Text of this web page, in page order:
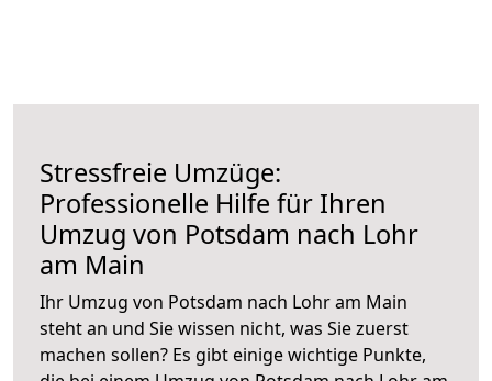
Stressfreie Umzüge:
Professionelle Hilfe für Ihren
Umzug von Potsdam nach Lohr
am Main
Ihr Umzug von Potsdam nach Lohr am Main
steht an und Sie wissen nicht, was Sie zuerst
machen sollen? Es gibt einige wichtige Punkte,